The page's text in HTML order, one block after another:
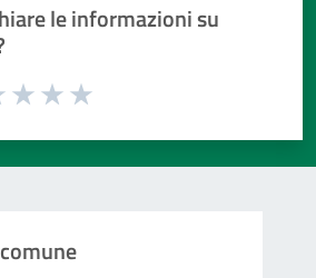
le informazioni su
pagina